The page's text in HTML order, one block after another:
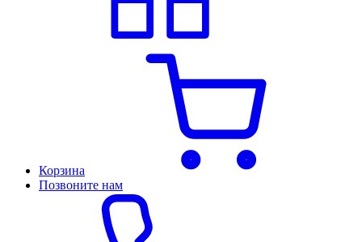
Корзина
Позвоните нам